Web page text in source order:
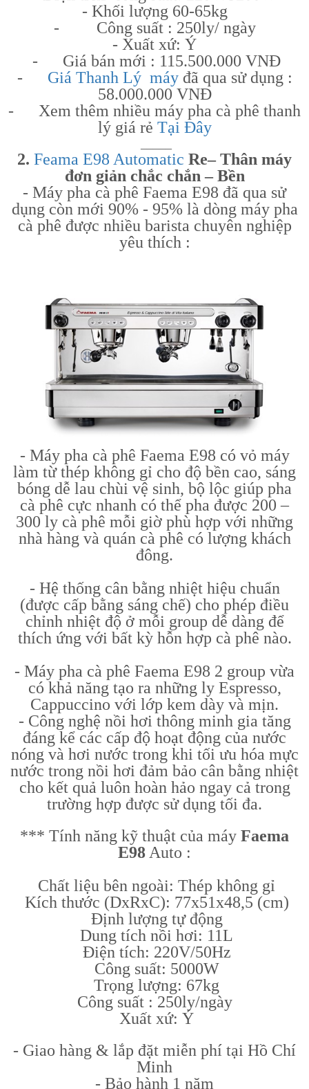
- Khối lượng 60-65kg
- Công suất : 250ly/ ngày
- Xuất xứ: Ý
- Giá bán mới : 115.500.000 VNĐ
-
Giá Thanh Lý máyđã qua sử dụng :
58.000.000 VNĐ
- Xem thêm nhiều máy pha cà phê thanh
lý giá rẻ Tại Đây
2. Feama E98 Automatic Re– Thân máy
đơn giản chắc chắn – Bền
- Máy pha cà phê Faema E98 đã qua sử
dụng còn mới 90% - 95% là dòng máy pha
cà phê được nhiều barista chuyên nghiệp
yêu thích :
- Máy pha cà phê Faema E98 có vỏ máy
làm từ thép không gỉ cho độ bền cao, sáng
bóng dễ lau chùi vệ sinh, bộ lộc giúp pha
cà phê cực nhanh có thể pha được 200 –
300 ly cà phê mỗi giờ phù hợp với những
nhà hàng và quán cà phê có lượng khách
đông.
- Hệ thống cân bằng nhiệt hiệu chuẩn
(được cấp bằng sáng chế) cho phép điều
chỉnh nhiệt độ ở mỗi group dễ dàng để
thích ứng với bất kỳ hỗn hợp cà phê nào.
- Máy pha cà phê Faema E98 2 group vừa
có khả năng tạo ra những ly Espresso,
Cappuccino với lớp kem dày và mịn.
- Công nghệ nồi hơi thông minh gia tăng
đáng kể các cấp độ hoạt động của nước
nóng và hơi nước trong khi tối ưu hóa mực
nước trong nồi hơi đảm bảo cân bằng nhiệt
cho kết quả luôn hoàn hảo ngay cả trong
trường hợp được sử dụng tối đa.
*** Tính năng kỹ thuật của máy Faema
E98 Auto :
Chất liệu bên ngoài: Thép không gỉ
Kích thước (DxRxC): 77x51x48,5 (cm)
Định lượng tự động
Dung tích nồi hơi: 11L
Điện tích: 220V/50Hz
Công suất: 5000W
Trọng lượng: 67kg
Công suất : 250ly/ngày
Xuất xứ: Ý
- Giao hàng & lắp đặt miễn phí tại Hồ Chí
Minh
- Bảo hành 1 năm